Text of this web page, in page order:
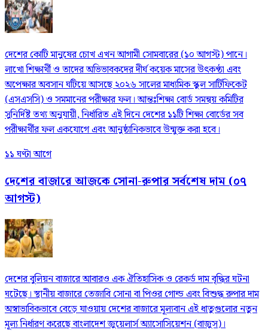
দেশের কোটি মানুষের চোখ এখন আগামী সোমবারের (১০ আগস্ট) পানে।
লাখো শিক্ষার্থী ও তাদের অভিভাবকদের দীর্ঘ কয়েক মাসের উৎকণ্ঠা এবং
অপেক্ষার অবসান ঘটিয়ে আসছে ২০২৬ সালের মাধ্যমিক স্কুল সার্টিফিকেট
(এসএসসি) ও সমমানের পরীক্ষার ফল। আন্তঃশিক্ষা বোর্ড সমন্বয় কমিটির
সুনির্দিষ্ট তথ্য অনুযায়ী, নির্ধারিত এই দিনে দেশের ১১টি শিক্ষা বোর্ডের সব
পরীক্ষার্থীর ফল একযোগে এবং আনুষ্ঠানিকভাবে উন্মুক্ত করা হবে।
১১ ঘণ্টা আগে
দেশের বাজারে আজকে সোনা-রুপার সর্বশেষ দাম (০৭
আগস্ট)
দেশের বুলিয়ন বাজারে আবারও এক ঐতিহাসিক ও রেকর্ড দাম বৃদ্ধির ঘটনা
ঘটেছে। স্থানীয় বাজারে তেজাবি সোনা বা পিওর গোল্ড এবং বিশুদ্ধ রুপার দাম
অস্বাভাবিকভাবে বেড়ে যাওয়ায় দেশের বাজারে মূল্যবান এই ধাতুগুলোর নতুন
মূল্য নির্ধারণ করেছে বাংলাদেশ জুয়েলার্স অ্যাসোসিয়েশন (বাজুস)।